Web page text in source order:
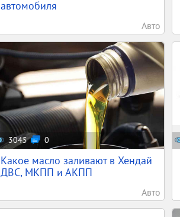
автомобиля
Авто
3045 0
Какое масло заливают в Хендай
ДВС, МКПП и АКПП
Авто